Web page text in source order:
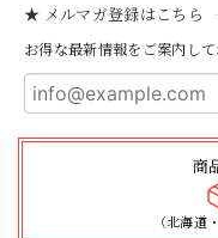
★ メルマガ登録はこちら
お得な最新情報をご案内し
商
（北海道